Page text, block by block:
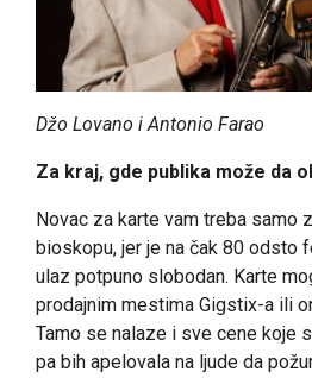
Džo Lovano i Antonio Farao
Za kraj, gde publika može da
Novac za karte vam treba samo
bioskopu, jer je na čak 80 odsto
ulaz potpuno slobodan. Karte
prodajnim mestima Gigstix-a ili
Tamo se nalaze i sve cene koje
pa bih apelovala na ljude da